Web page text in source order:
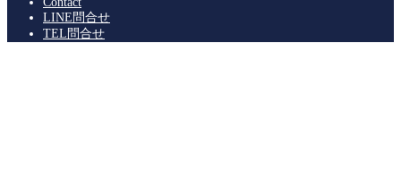
LINE問合せ
TEL問合せ